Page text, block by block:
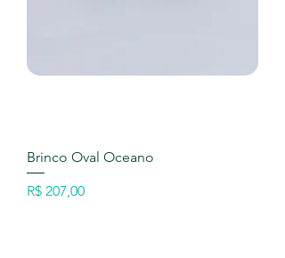
Brinco Oval Oceano
Preço
R$ 207,00